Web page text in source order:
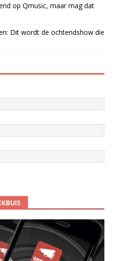
op Qmusic, maar mag dat
Dit wordt de ochtendshow die